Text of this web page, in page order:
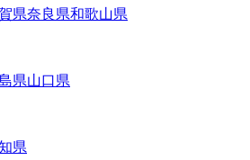
県奈良県和歌山県
県山口県
県